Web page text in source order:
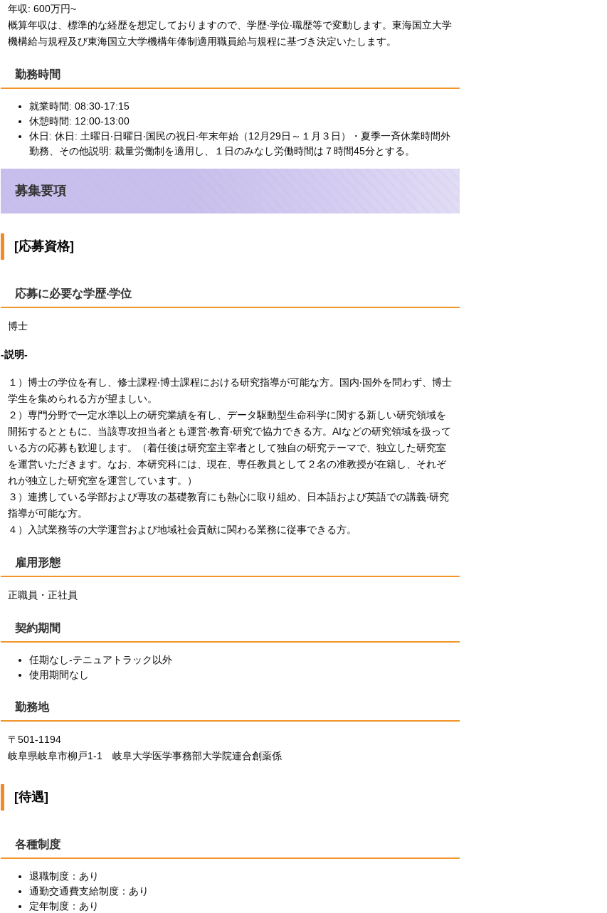
年収: 600万円~
概算年収は、標準的な経歴を想定しておりますので、学歴‧学位‧職歴等で変動します。東海国立大学
機構給与規程及び東海国立大学機構年俸制適用職員給与規程に基づき決定いたします。
勤務時間
就業時間: 08:30-17:15
休憩時間: 12:00-13:00
休日: 休日: 土曜日‧日曜日‧国民の祝日‧年末年始（12月29日～１月３日）・夏季一斉休業時間外
勤務、その他説明: 裁量労働制を適用し、１日のみなし労働時間は７時間45分とする。
募集要項
[応募資格]
応募に必要な学歴‧学位
博士
-説明-
１）博士の学位を有し、修士課程‧博士課程における研究指導が可能な方。国内‧国外を問わず、博士
学生を集められる方が望ましい。
２）専門分野で一定水準以上の研究業績を有し、データ駆動型生命科学に関する新しい研究領域を
開拓するとともに、当該専攻担当者とも運営‧教育‧研究で協力できる方。AIなどの研究領域を扱って
いる方の応募も歓迎します。（着任後は研究室主宰者として独自の研究テーマで、独立した研究室
を運営いただきます。なお、本研究科には、現在、専任教員として２名の准教授が在籍し、それぞ
れが独立した研究室を運営しています。）
３）連携している学部および専攻の基礎教育にも熱心に取り組め、日本語および英語での講義‧研究
指導が可能な方。
４）入試業務等の大学運営および地域社会貢献に関わる業務に従事できる方。
雇用形態
正職員・正社員
契約期間
任期なし-テニュアトラック以外
使用期間なし
勤務地
〒501-1194
岐阜県岐阜市柳戸1-1 岐阜大学医学事務部大学院連合創薬係
[待遇]
各種制度
退職制度：あり
通勤交通費支給制度：あり
定年制度：あり